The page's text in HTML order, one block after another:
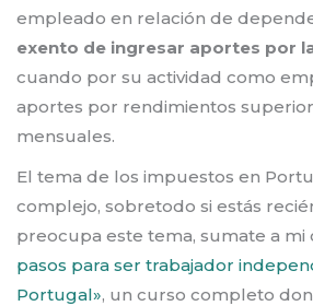
empleado en relación de
exento de ingresar aportes por
cuando por su actividad como
aportes por rendimientos
mensuales.
El tema de los impuestos en
complejo, sobretodo si estás
preocupa este tema, sumate a mi
pasos para ser trabajador
Portugal», un curso completo